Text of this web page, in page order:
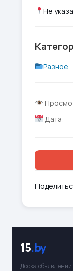
Не
Разное
Дата:
15.by
Доска